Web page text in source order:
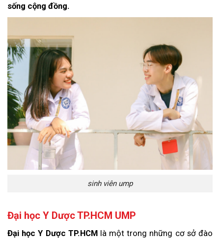
sống cộng đồng.
sinh viên ump
Đại học Y Dược TP.HCM UMP
Đại học Y Dược TP.HCMlà một trong những cơ sở đào